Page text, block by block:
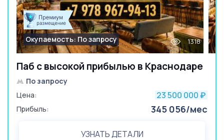
Паб с высокой прибылью в Краснодаре
Окупаемость: По запросу 1318
По запросу
Цена:
23 500 000 ₽
Прибыль: 345 056/мес
УЗНАТЬ ДЕТАЛИ